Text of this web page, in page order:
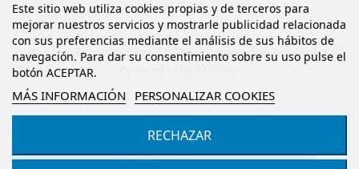
Añadir al carrito
Este sitio web utiliza cookies propias y de terceros para
mejorar nuestros servicios y mostrarle publicidad relacionada
con sus preferencias mediante el análisis de sus hábitos de
navegación. Para dar su consentimiento sobre su uso pulse el
botón ACEPTAR.
MÁS INFORMACIÓN PERSONALIZAR COOKIES
RECHAZAR
© Mi Castillo Kinder Shoes S.L. Todos los derechos reservados.